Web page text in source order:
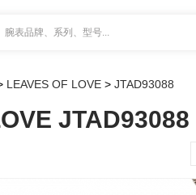
腕表品牌、系列、型号...
LEAVES OF LOVE > JTAD93088
JTAD93088